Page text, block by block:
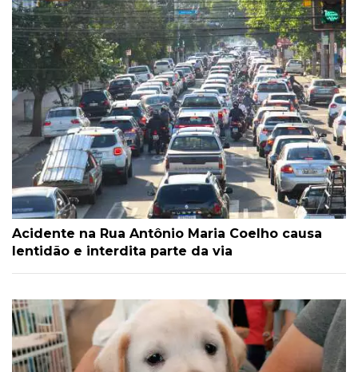
Acidente na Rua Antônio Maria Coelho causa
lentidão e interdita parte da via